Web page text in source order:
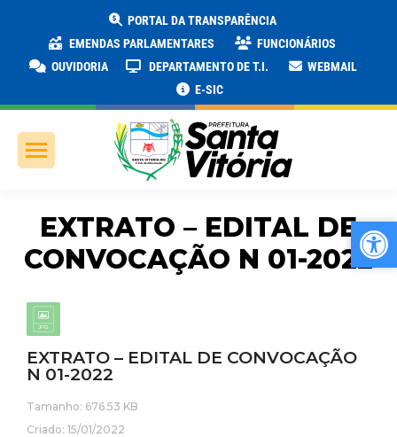
PORTAL DA TRANSPARÊNCIA
EMENDAS PARLAMENTARES
FUNCIONÁRIOS
OUVIDORIA
DEPARTAMENTO DE T.I.
WEBMAIL
E-SIC
EXTRATO – EDITAL DE
CONVOCAÇÃO N 01-2022
EXTRATO – EDITAL DE CONVOCAÇÃO
N 01-2022
Tamanho: 676.53 KB
Criado: 15/01/2022